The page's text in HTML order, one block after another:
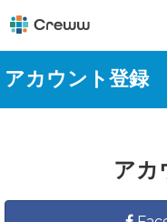
アカウント登録
アカ